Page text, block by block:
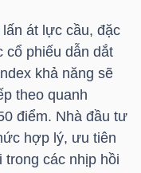
át lực cầu, đặc
cổ phiếu dẫn dắt
khả năng sẽ
theo quanh
điểm. Nhà đầu tư
hợp lý, ưu tiên
trong các nhịp hồi